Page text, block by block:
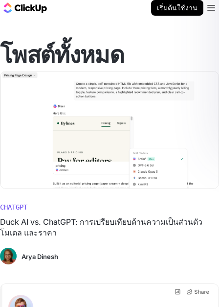
เริ่มต้นใช้งาน
โพสต์ทั้งหมด
CHATGPT
Duck AI vs. ChatGPT: การเปรียบเทียบด้านความเป็นส่วนตัว
โมเดล และราคา
Arya Dinesh